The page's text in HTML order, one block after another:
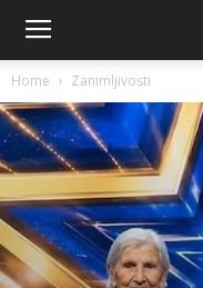
Home Zanimljivosti